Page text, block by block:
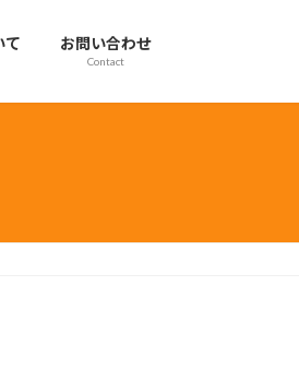
て お問い合わせ
Contact